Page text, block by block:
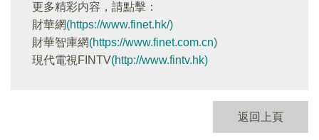
更多精彩内容，請點擊：
財華網(https://www.finet.hk/)
財華智庫網(https://www.finet.com.cn)
現代電視FINTV(http://www.fintv.hk)
返回上頁